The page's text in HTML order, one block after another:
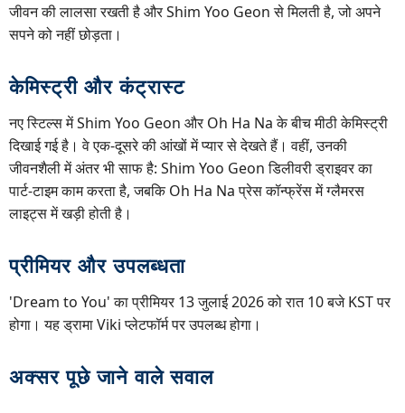
जीवन की लालसा रखती है और Shim Yoo Geon से मिलती है, जो अपने
सपने को नहीं छोड़ता।
केमिस्ट्री और कंट्रास्ट
नए स्टिल्स में Shim Yoo Geon और Oh Ha Na के बीच मीठी केमिस्ट्री
दिखाई गई है। वे एक-दूसरे की आंखों में प्यार से देखते हैं। वहीं, उनकी
जीवनशैली में अंतर भी साफ है: Shim Yoo Geon डिलीवरी ड्राइवर का
पार्ट-टाइम काम करता है, जबकि Oh Ha Na प्रेस कॉन्फ्रेंस में ग्लैमरस
लाइट्स में खड़ी होती है।
प्रीमियर और उपलब्धता
'Dream to You' का प्रीमियर 13 जुलाई 2026 को रात 10 बजे KST पर
होगा। यह ड्रामा Viki प्लेटफॉर्म पर उपलब्ध होगा।
अक्सर पूछे जाने वाले सवाल